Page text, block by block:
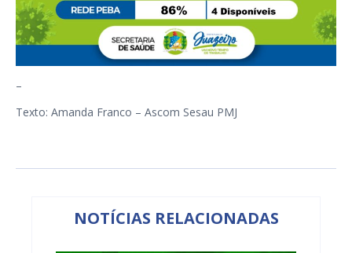
–
Texto: Amanda Franco – Ascom Sesau PMJ
NOTÍCIAS RELACIONADAS